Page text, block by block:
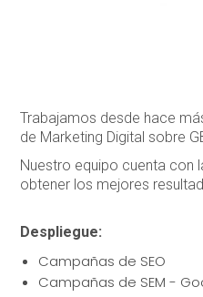
Trabajamos desde hace
de Marketing Digital sobre
Nuestro equipo cuenta con
obtener los mejores
Despliegue:
Campañas de SEO
Campañas de SEM -